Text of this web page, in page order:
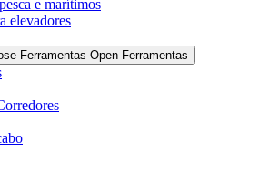
e marítimos
elevadores
Ferramentas Open Ferramentas